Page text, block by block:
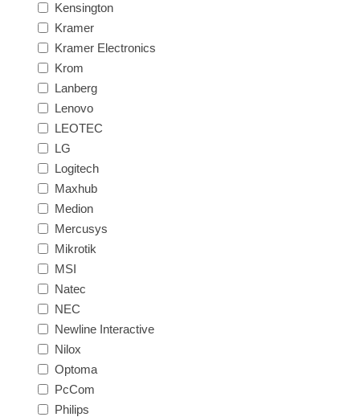
Kensington
Kramer
Kramer Electronics
Krom
Lanberg
Lenovo
LEOTEC
LG
Logitech
Maxhub
Medion
Mercusys
Mikrotik
MSI
Natec
NEC
Newline Interactive
Nilox
Optoma
PcCom
Philips